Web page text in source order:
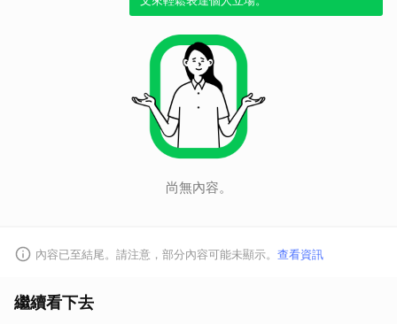
尚無內容。
內容已至結尾。請注意，部分內容可能未顯示。 查看資訊
繼續看下去